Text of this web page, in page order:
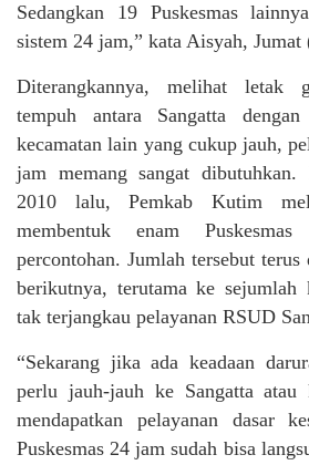
Sedangkan 19 Puskesmas
sistem 24 jam,” kata Aisyah, Jumat
Diterangkannya, melihat letak
tempuh antara Sangatta
kecamatan lain yang cukup jauh,
jam memang sangat
2010 lalu, Pemkab Kutim
membentuk enam
percontohan. Jumlah tersebut
berikutnya, terutama ke sejumlah
tak terjangkau pelayanan RSUD
“Sekarang jika ada keadaan
perlu jauh-jauh ke Sangatta atau
mendapatkan pelayanan dasar
Puskesmas 24 jam sudah bisa